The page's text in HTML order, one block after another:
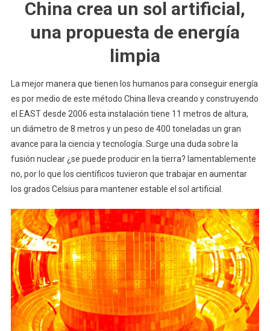
China crea un sol artificial,
una propuesta de energía
limpia
La mejor manera que tienen los humanos para conseguir energía
es por medio de este método China lleva creando y construyendo
el EAST desde 2006 esta instalación tiene 11 metros de altura,
un diámetro de 8 metros y un peso de 400 toneladas un gran
avance para la ciencia y tecnología. Surge una duda sobre la
fusión nuclear ¿se puede producir en la tierra? lamentablemente
no, por lo que los científicos tuvieron que trabajar en aumentar
los grados Celsius para mantener estable el sol artificial.